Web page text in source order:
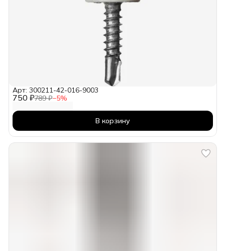
750 ₽789 ₽−5%
Арт: 300211-42-016-9003
В корзину